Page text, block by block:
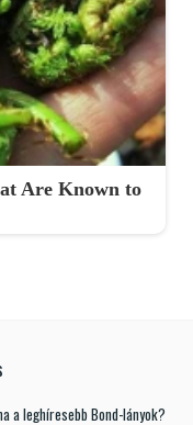
Are Known to
a leghíresebb Bond-lányok?